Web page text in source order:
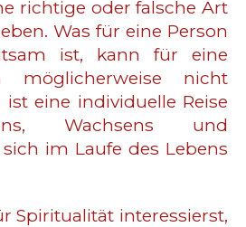
richtige oder falsche Art
Was für eine Person
ist, kann für eine
möglicherweise nicht
ist eine individuelle Reise
Wachsens und
im Laufe des Lebens
Spiritualität interessierst,